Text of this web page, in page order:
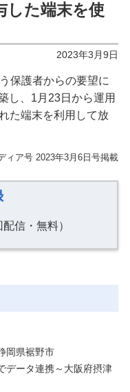
た端末を使
2023年3月9日
保護者からの要望に
し、1月23日から運用
た端末を利用して放
ィア号 2023年3月6日号掲載
信・無料）
岡県裾野市
ータ連携～大阪府摂津